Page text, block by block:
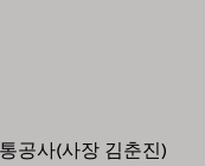
공사(사장 김춘진)